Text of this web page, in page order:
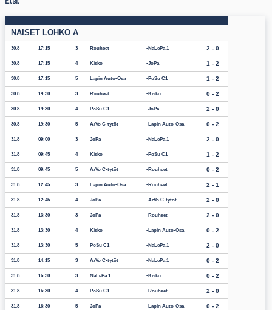
NAISET LOHKO A
30.8 17:15 3 Rouheet NaLePa 1 2 - 0
30.8 17:15 4 Kisko JoPa 1 - 2
30.8 17:15 5 Lapin Auto-Osa PoSu C1 1 - 2
30.8 19:30 3 Rouheet Kisko 0 - 2
30.8 19:30 4 PoSu C1 JoPa 2 - 0
30.8 19:30 5 ArVo C-tytöt Lapin Auto-Osa 0 - 2
31.8 09:00 3 JoPa NaLePa 1 2 - 0
31.8 09:45 4 Kisko PoSu C1 1 - 2
31.8 09:45 5 ArVo C-tytöt Rouheet 0 - 2
31.8 12:45 3 Lapin Auto-Osa Rouheet 2 - 1
31.8 12:45 4 JoPa ArVo C-tytöt 2 - 0
31.8 13:30 3 JoPa Rouheet 2 - 0
31.8 13:30 4 Kisko Lapin Auto-Osa 0 - 2
31.8 13:30 5 PoSu C1 NaLePa 1 2 - 0
31.8 14:15 3 ArVo C-tytöt NaLePa 1 0 - 2
31.8 16:30 3 NaLePa 1 Kisko 0 - 2
31.8 16:30 4 PoSu C1 Rouheet 2 - 0
31.8 16:30 5 JoPa Lapin Auto-Osa 0 - 2